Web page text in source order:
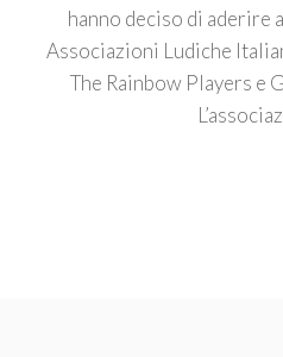
hanno deciso di aderire
Associazioni Ludiche
The Rainbow Players e